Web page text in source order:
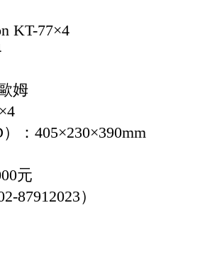
KT-77×4
姆
：405×230×390mm
元
87912023）